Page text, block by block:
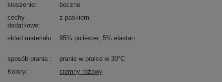
kieszenie
boczne
cechy
dodatkowe
z paskiem
skład materiału 95% poliester 5% elastan
sposób prania
pranie w pralce w 30°C
Kolory
ciemny różowy